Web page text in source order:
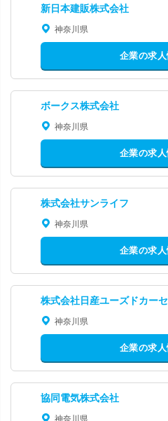
新日本建販株式会社
神奈川県
企業の求
ボークス株式会社
神奈川県
企業の求
株式会社サンライフ
神奈川県
企業の求
株式会社日産ユーズドカー
神奈川県
企業の求
協同電気株式会社
神奈川県